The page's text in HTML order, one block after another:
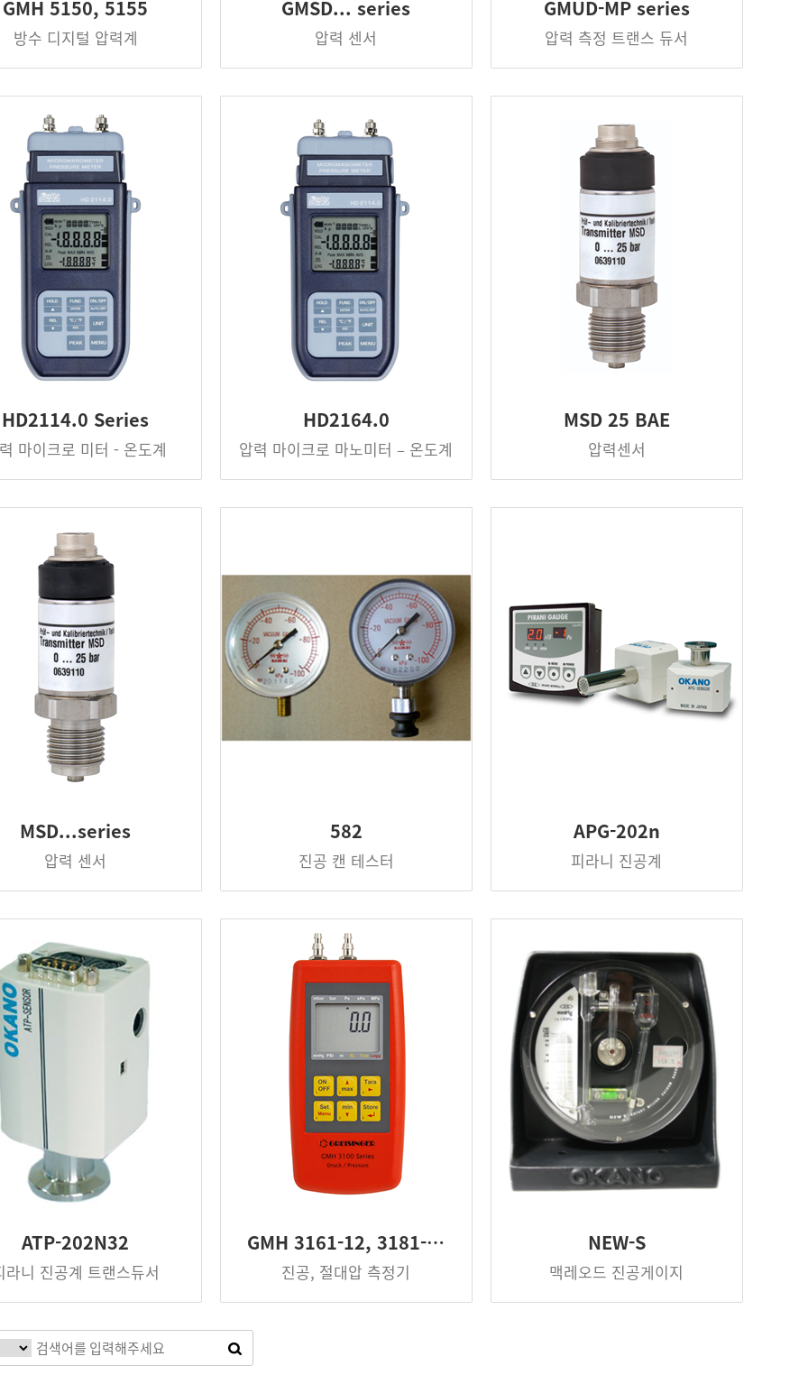
GMH 5150, 5155
방수 디지털 압력계
GMSD... series
압력 센서
GMUD-MP series
압력 측정 트랜스 듀서
HD2114.0 Series
마이크로 미터 - 온도계
HD2164.0
압력 마이크로 마노미터 – 온도계
MSD 25 BAE
압력센서
MSD...series
압력 센서
582
진공 캔 테스터
APG-202n
피라니 진공계
ATP-202N32
라니 진공계 트랜스듀서
GMH 3161-12, 3181-…
진공, 절대압 측정기
NEW-S
맥레오드 진공게이지